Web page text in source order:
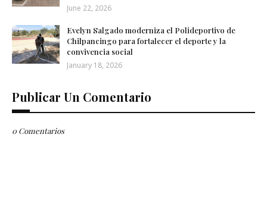
June 22, 2026
Evelyn Salgado moderniza el Polideportivo de
Chilpancingo para fortalecer el deporte y la
convivencia social
January 18, 2026
Publicar Un Comentario
0 Comentarios